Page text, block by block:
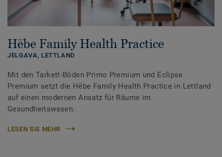
Hēbe Family Health Practice
JELGAVA, LETTLAND
Mit den Tarkett-Böden Primo Premium und Eclipse
Premium setzt die Hēbe Family Health Practice in Lettland
auf einen modernen Ansatz für Räume im
Gesundheitswesen.
LESEN SIE MEHR